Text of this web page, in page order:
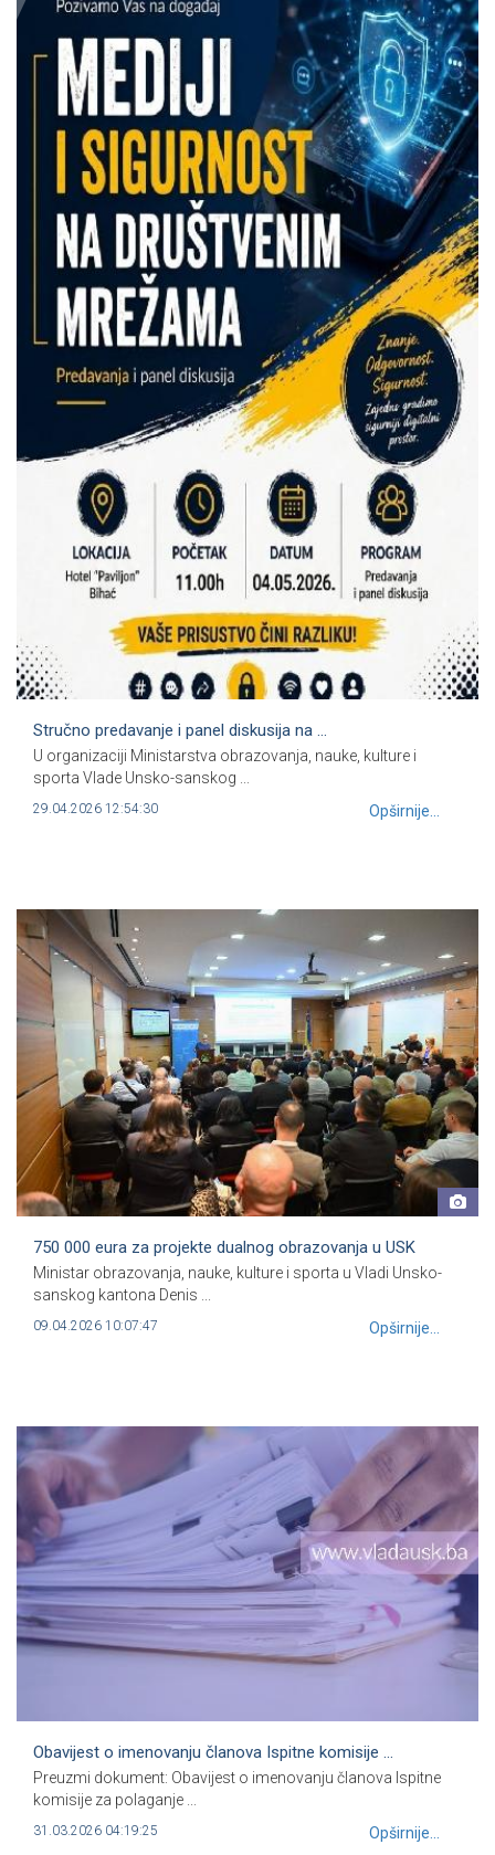
Stručno predavanje i panel diskusija na ...
U organizaciji Ministarstva obrazovanja, nauke, kulture i
sporta Vlade Unsko-sanskog ...
29.04.2026 12:54:30 Opširnije...
750 000 eura za projekte dualnog obrazovanja u USK
Ministar obrazovanja, nauke, kulture i sporta u Vladi Unsko-
sanskog kantona Denis ...
09.04.2026 10:07:47 Opširnije...
Obavijest o imenovanju članova Ispitne komisije ...
Preuzmi dokument: Obavijest o imenovanju članova Ispitne
komisije za polaganje ...
31.03.2026 04:19:25 Opširnije...